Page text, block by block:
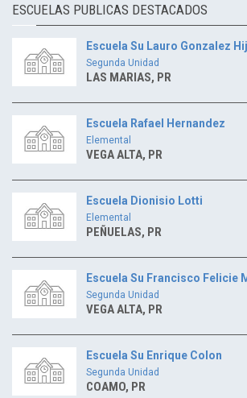
ESCUELAS PUBLICAS DESTACADOS
Escuela Su Lauro Gonzalez
Segunda Unidad
LAS MARIAS, PR
Escuela Rafael Hernandez
Elemental
VEGA ALTA, PR
Escuela Dionisio Lotti
Elemental
PEÑUELAS, PR
Escuela Su Francisco Felicie
Segunda Unidad
VEGA ALTA, PR
Escuela Su Enrique Colon
Segunda Unidad
COAMO, PR